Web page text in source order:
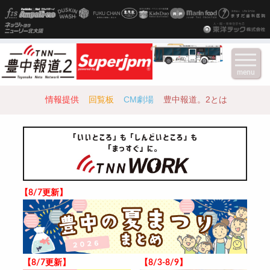
情報提供 回覧板 CM劇場 豊中報道。2とは
【8/7更新】
【8/7更新】 【8/3-8/9】
menu